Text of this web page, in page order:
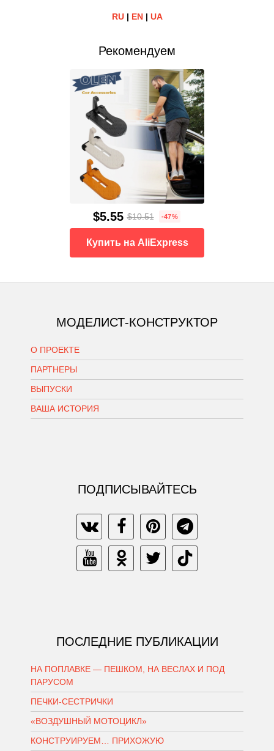
RU| EN| UA
Рекомендуем
$5.55 $10.51 -47%
Купить на AliExpress
МОДЕЛИСТ-КОНСТРУКТОР
О ПРОЕКТЕ
ПАРТНЕРЫ
ВЫПУСКИ
ВАША ИСТОРИЯ
ПОДПИСЫВАЙТЕСЬ
ПОСЛЕДНИЕ ПУБЛИКАЦИИ
НА ПОПЛАВКЕ — ПЕШКОМ, НА ВЕСЛАХ И ПОД
ПАРУСОМ
ПЕЧКИ-СЕСТРИЧКИ
«ВОЗДУШНЫЙ МОТОЦИКЛ»
КОНСТРУИРУЕМ… ПРИХОЖУЮ